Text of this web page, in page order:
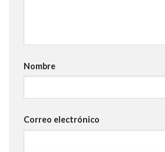
Nombre
Correo electrónico